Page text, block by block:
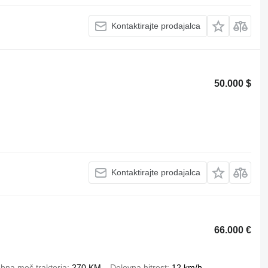
Kontaktirajte prodajalca
50.000 $
Kontaktirajte prodajalca
66.000 €